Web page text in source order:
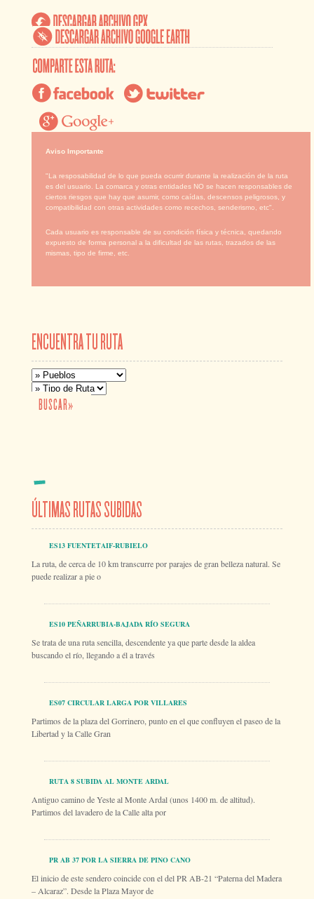
Aviso Importante
"La resposabilidad de lo que pueda ocurrir durante la realización de la ruta
es del usuario. La comarca y otras entidades NO se hacen responsables de
ciertos riesgos que hay que asumir, como caídas, descensos peligrosos, y
compatibilidad con otras actividades como recechos, senderismo, etc".
Cada usuario es responsable de su condición física y técnica, quedando
expuesto de forma personal a la dificultad de las rutas, trazados de las
mismas, tipo de firme, etc.
ENCUENTRA TU RUTA
ÚLTIMAS RUTAS SUBIDAS
ES13 FUENTETAIF-RUBIELO
La ruta, de cerca de 10 km transcurre por parajes de gran belleza natural. Se
puede realizar a pie o
ES10 PEÑARRUBIA-BAJADA RÍO SEGURA
Se trata de una ruta sencilla, descendente ya que parte desde la aldea
buscando el río, llegando a él a través
ES07 CIRCULAR LARGA POR VILLARES
Partimos de la plaza del Gorrinero, punto en el que confluyen el paseo de la
Libertad y la Calle Gran
RUTA 8 SUBIDA AL MONTE ARDAL
Antiguo camino de Yeste al Monte Ardal (unos 1400 m. de altitud).
Partimos del lavadero de la Calle alta por
PR AB 37 POR LA SIERRA DE PINO CANO
El inicio de este sendero coincide con el del PR AB-21 “Paterna del Madera
– Alcaraz”. Desde la Plaza Mayor de